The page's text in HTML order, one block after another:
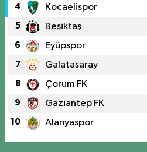
4 Kocaelispor
5 Beşiktaş
6 Eyüpspor
7 Galatasaray
8 Çorum FK
9 Gaziantep FK
10 Alanyaspor